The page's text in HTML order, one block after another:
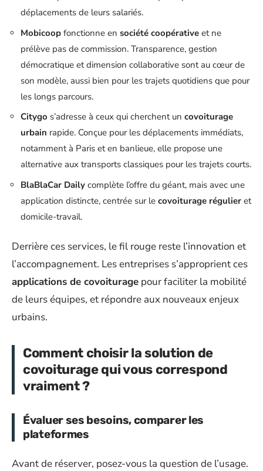
déplacements de leurs salariés.
Mobicoop fonctionne en société coopérative et ne
prélève pas de commission. Transparence, gestion
démocratique et dimension collaborative sont au cœur de
son modèle, aussi bien pour les trajets quotidiens que pour
les longs parcours.
Citygo s’adresse à ceux qui cherchent un covoiturage
urbain rapide. Conçue pour les déplacements immédiats,
notamment à Paris et en banlieue, elle propose une
alternative aux transports classiques pour les trajets courts.
BlaBlaCar Daily complète l’offre du géant, mais avec une
application distincte, centrée sur le covoiturage régulier et
domicile-travail.
Derrière ces services, le fil rouge reste l’innovation et
l’accompagnement. Les entreprises s’approprient ces
applications de covoiturage pour faciliter la mobilité
de leurs équipes, et répondre aux nouveaux enjeux
urbains.
Comment choisir la solution de
covoiturage qui vous correspond
vraiment ?
Évaluer ses besoins, comparer les
plateformes
Avant de réserver, posez-vous la question de l’usage.